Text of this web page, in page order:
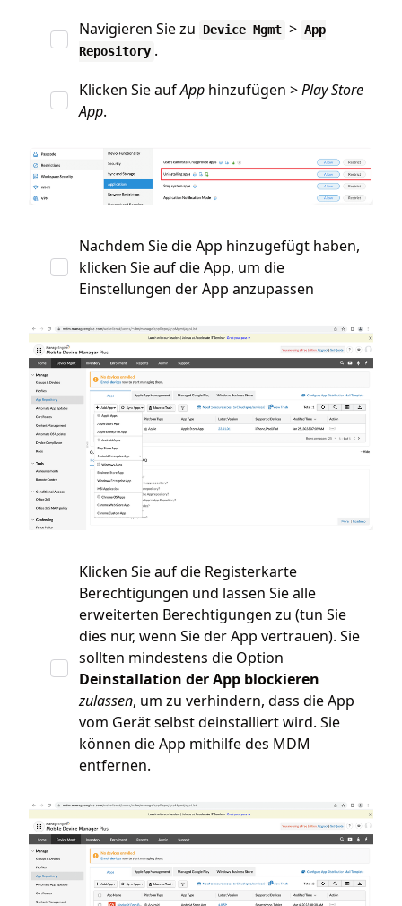
Navigieren Sie zu Device Mgmt > App
Repository .
Klicken Sie aufApp hinzufügen >Play Store
App.
Nachdem Sie die App hinzugefügt haben,
klicken Sie auf die App, um die
Einstellungen der App anzupassen
Klicken Sie auf die Registerkarte
Berechtigungen und lassen Sie alle
erweiterten Berechtigungen zu (tun Sie
dies nur, wenn Sie der App vertrauen). Sie
sollten mindestens die Option
Deinstallation der App blockieren
zulassen, um zu verhindern, dass die App
vom Gerät selbst deinstalliert wird. Sie
können die App mithilfe des MDM
entfernen.